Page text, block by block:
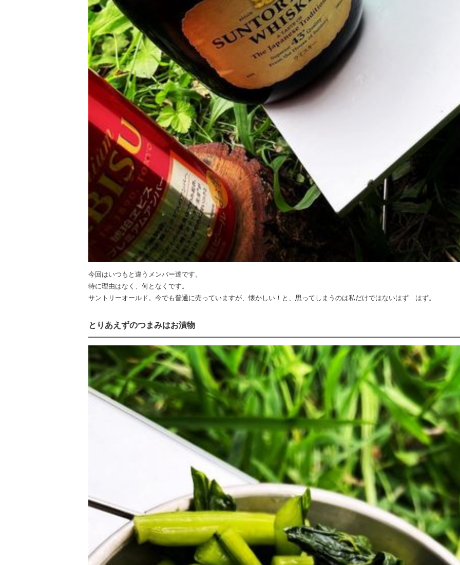
今回はいつもと違うメンバー達です。
特に理由はなく、何となくです。
サントリーオールド。今でも普通に売っていますが、懐かしい！と、思ってしまうのは私だけではないはず…はず。
とりあえずのつまみはお漬物